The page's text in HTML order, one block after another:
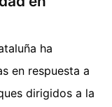
ha
en respuesta a
dirigidos a la